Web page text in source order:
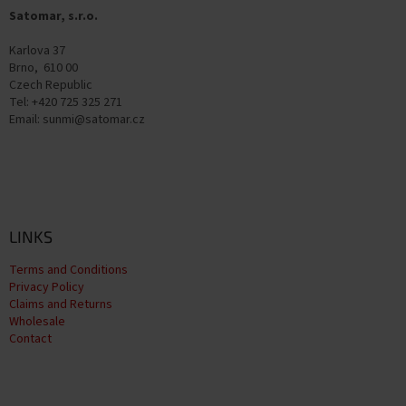
Satomar, s.r.o.
Karlova 37
Brno, 610 00
Czech Republic
Tel: +420 725 325 271
Email: sunmi@satomar.cz
LINKS
Terms and Conditions
Privacy Policy
Claims and Returns
Wholesale
Contact